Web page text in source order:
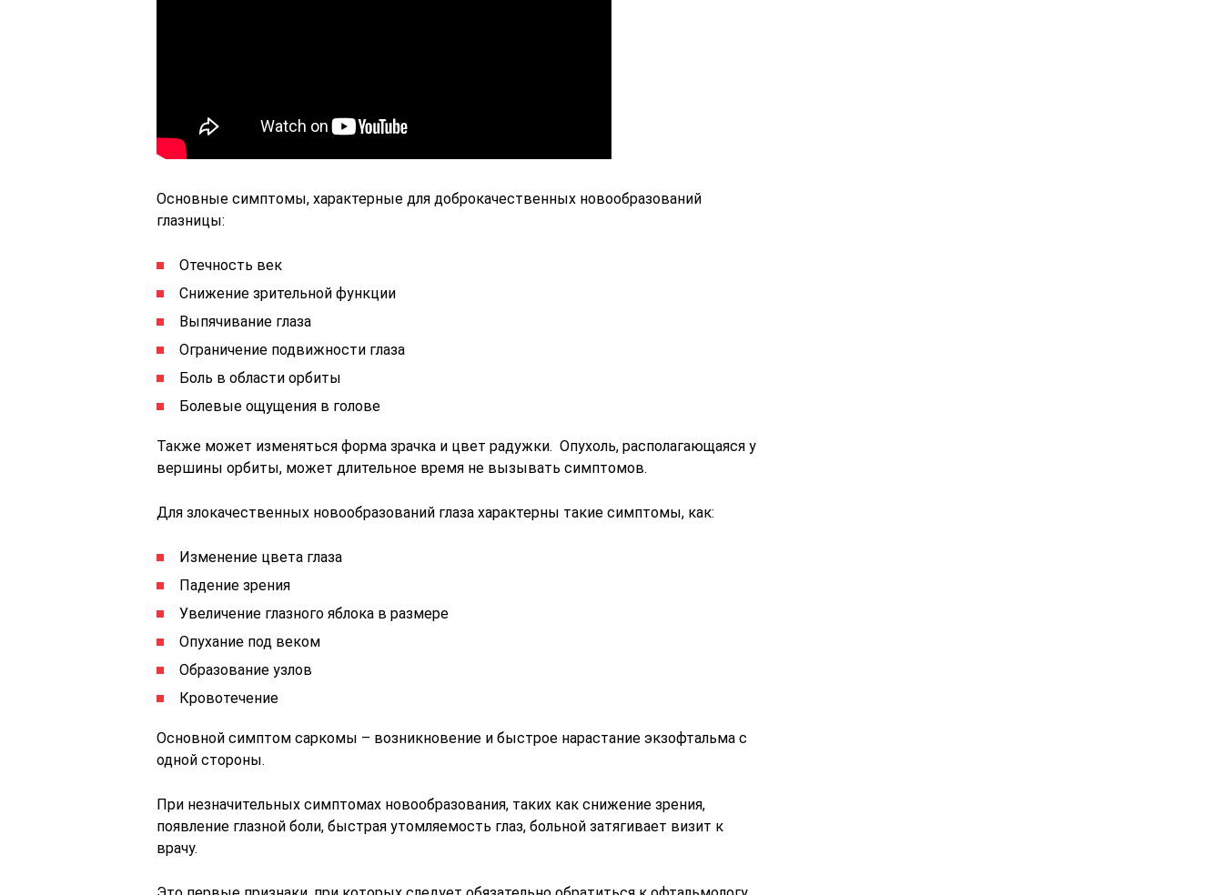
Основные симптомы, характерные для доброкачественных новообразований
глазницы:
Отечность век
Снижение зрительной функции
Выпячивание глаза
Ограничение подвижности глаза
Боль в области орбиты
Болевые ощущения в голове
Также может изменяться форма зрачка и цвет радужки. Опухоль, располагающаяся у
вершины орбиты, может длительное время не вызывать симптомов.
Для злокачественных новообразований глаза характерны такие симптомы, как:
Изменение цвета глаза
Падение зрения
Увеличение глазного яблока в размере
Опухание под веком
Образование узлов
Кровотечение
Основной симптом саркомы – возникновение и быстрое нарастание экзофтальма с
одной стороны.
При незначительных симптомах новообразования, таких как снижение зрения,
появление глазной боли, быстрая утомляемость глаз, больной затягивает визит к
врачу.